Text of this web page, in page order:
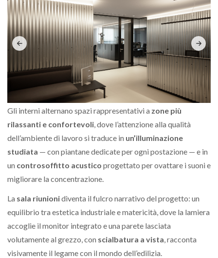
Gli interni alternano spazi rappresentativi a zone più
rilassanti e confortevoli , dove l’attenzione alla qualità
dell’ambiente di lavoro si traduce in un’illuminazione
studiata — con piantane dedicate per ogni postazione — e in
un controsoffitto acustico progettato per ovattare i suoni e
migliorare la concentrazione.
La sala riunionidiventa il fulcro narrativo del progetto: un
equilibrio tra estetica industriale e matericità, dove la lamiera
accoglie il monitor integrato e una parete lasciata
volutamente al grezzo, con scialbatura a vista , racconta
visivamente il legame con il mondo dell’edilizia.